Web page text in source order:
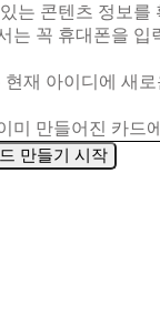
는 콘텐츠 정보를
는 꼭 휴대폰을 입
재 아이디에 새
미 만들어진 카드
만들기 시작